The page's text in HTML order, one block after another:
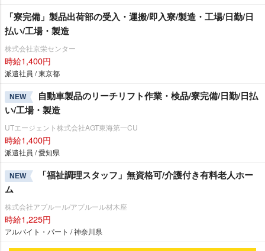
「寮完備」製品出荷部の受入・運搬/即入寮/製造・工場/日勤/日
払い/工場・製造
株式会社京栄センター
時給1,400円
派遣社員 / 東京都
NEW
自動車製品のリーチリフト作業・検品/寮完備/日勤/日払
い/工場・製造
UTエージェント株式会社AGT東海第一CU
時給1,400円
派遣社員 / 愛知県
NEW
「福祉調理スタッフ」無資格可/介護付き有料老人ホー
ム
株式会社アプルール/アプルール材木座
時給1,225円
アルバイト・パート / 神奈川県